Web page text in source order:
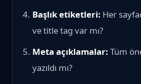
Başlık etiketleri: Her
ve title tag var mı?
Meta açıklamalar: Tüm
yazıldı mı?